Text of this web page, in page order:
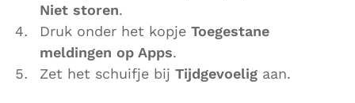
Niet storen.
Druk onder het kopje Toegestane
meldingen op Apps.
Zet het schuifje bij Tijdgevoelig aan.